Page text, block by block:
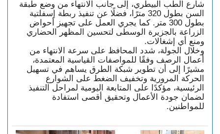
شارع الطب البيطري، إلى جانب الانتهاء من وضع طبقة
السن بطول 320 مترًا، فضلًا عن تنفيذ ربطة إسفلتية
بطول 300 متر. كما يجري العمل على تجهيز أحواض
الزراعة بالجزيرة الوسطى لتحسين المظهر الحضاري
ومنع أي إشغالات.
وخلال الجولة، شدد المحافظ على سرعة الانتهاء من
أعمال الرصف وفقًا للمواصفات القياسية المعتمدة،
مشيرًا إلى أن تطوير شبكة الطرق يساهم في تسهيل
الحركة المرورية وتخفيف الضغط على الشوارع
الرئيسية، مؤكدًا على المتابعة اليومية لمراحل التنفيذ
لضمان جودة الأعمال وتحقيق أقصى استفادة
للمواطنين.